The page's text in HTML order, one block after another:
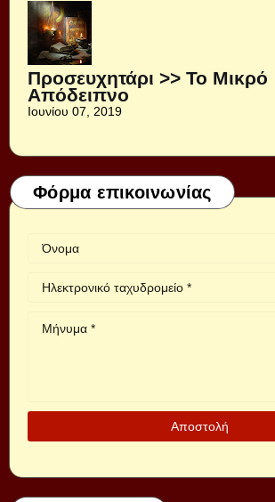
Προσευχητάρι >> Το Μικρό
Απόδειπνο
Ιουνίου 07, 2019
Φόρμα επικοινωνίας